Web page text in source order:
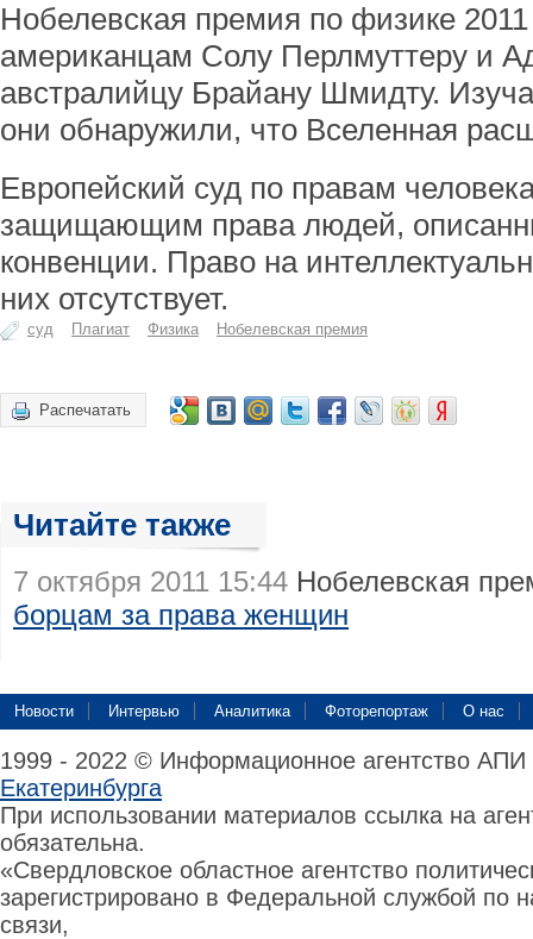
Нобелевская премия по физике 2011
американцам Солу Перлмуттеру и
австралийцу Брайану Шмидту.
они обнаружили, что Вселенная
Европейский суд по правам
защищающим права людей,
конвенции. Право на
них отсутствует.
суд Плагиат Физика Нобелевская премия
Распечатать
Читайте также
7 октября 2011 15:44 Нобелевская
борцам за права женщин
Новости Интервью Аналитика Фоторепортаж О нас
1999 - 2022 © Информационное агентство
Екатеринбурга
При использовании материалов ссылка на
обязательна.
«Свердловское областное агентство
зарегистрировано в Федеральной службой по
связи,